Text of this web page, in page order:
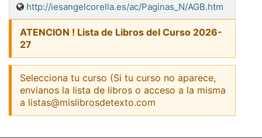
http://iesangelcorella.es/ac/Paginas_N/AGB.htm
ATENCION ! Lista de Libros del Curso 2026-
27
Selecciona tu curso (Si tu curso no aparece,
envianos la lista de libros o acceso a la misma
a listas@mislibrosdetexto.com